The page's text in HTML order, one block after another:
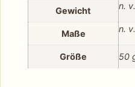
Gewicht n. v.
Maße n. v.
Größe 50